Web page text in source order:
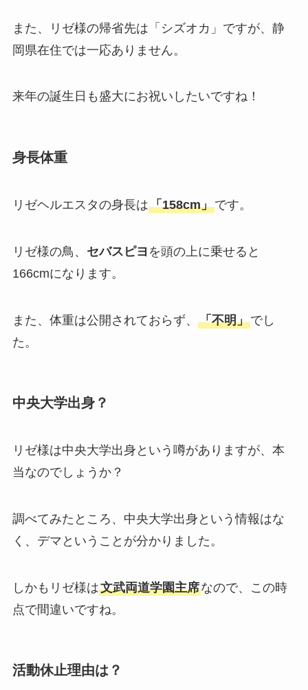
また、リゼ様の帰省先は「シズオカ」ですが、静
岡県在住では一応ありません。
来年の誕生日も盛大にお祝いしたいですね！
身長体重
リゼヘルエスタの身長は「158cm」です。
リゼ様の鳥、 セバスピヨ を頭の上に乗せると
166cmになります。
また、体重は公開されておらず、 「不明」でし
た。
中央大学出身？
リゼ様は中央大学出身という噂がありますが、本
当なのでしょうか？
調べてみたところ、中央大学出身という情報はな
く、デマということが分かりました。
しかもリゼ様は文武両道学園主席なので、この時
点で間違いですね。
活動休止理由は？